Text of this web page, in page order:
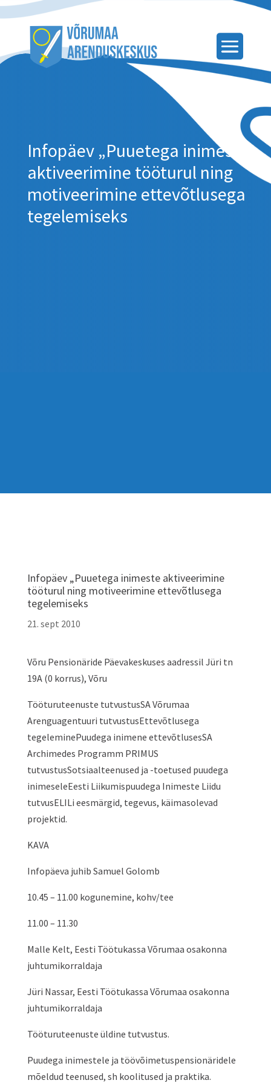
Infopäev „Puuetega inimeste
aktiveerimine tööturul ning
motiveerimine ettevõtlusega
tegelemiseks
Infopäev „Puuetega inimeste aktiveerimine
tööturul ning motiveerimine ettevõtlusega
tegelemiseks
21. sept 2010
Võru Pensionäride Päevakeskuses aadressil Jüri tn
19A (0 korrus), Võru
Tööturuteenuste tutvustusSA Võrumaa
Arenguagentuuri tutvustusEttevõtlusega
tegeleminePuudega inimene ettevõtlusesSA
Archimedes Programm PRIMUS
tutvustusSotsiaalteenused ja -toetused puudega
inimeseleEesti Liikumispuudega Inimeste Liidu
tutvusELILi eesmärgid, tegevus, käimasolevad
projektid.
KAVA
Infopäeva juhib Samuel Golomb
10.45 – 11.00 kogunemine, kohv/tee
11.00 – 11.30
Malle Kelt, Eesti Töötukassa Võrumaa osakonna
juhtumikorraldaja
Jüri Nassar, Eesti Töötukassa Võrumaa osakonna
juhtumikorraldaja
Tööturuteenuste üldine tutvustus.
Puudega inimestele ja töövõimetuspensionäridele
mõeldud teenused, sh koolitused ja praktika.